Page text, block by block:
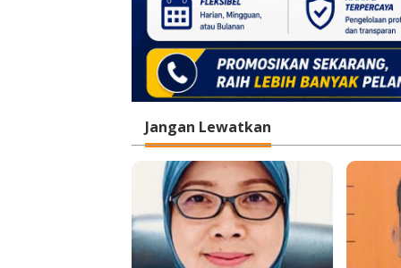
Jangan Lewatkan